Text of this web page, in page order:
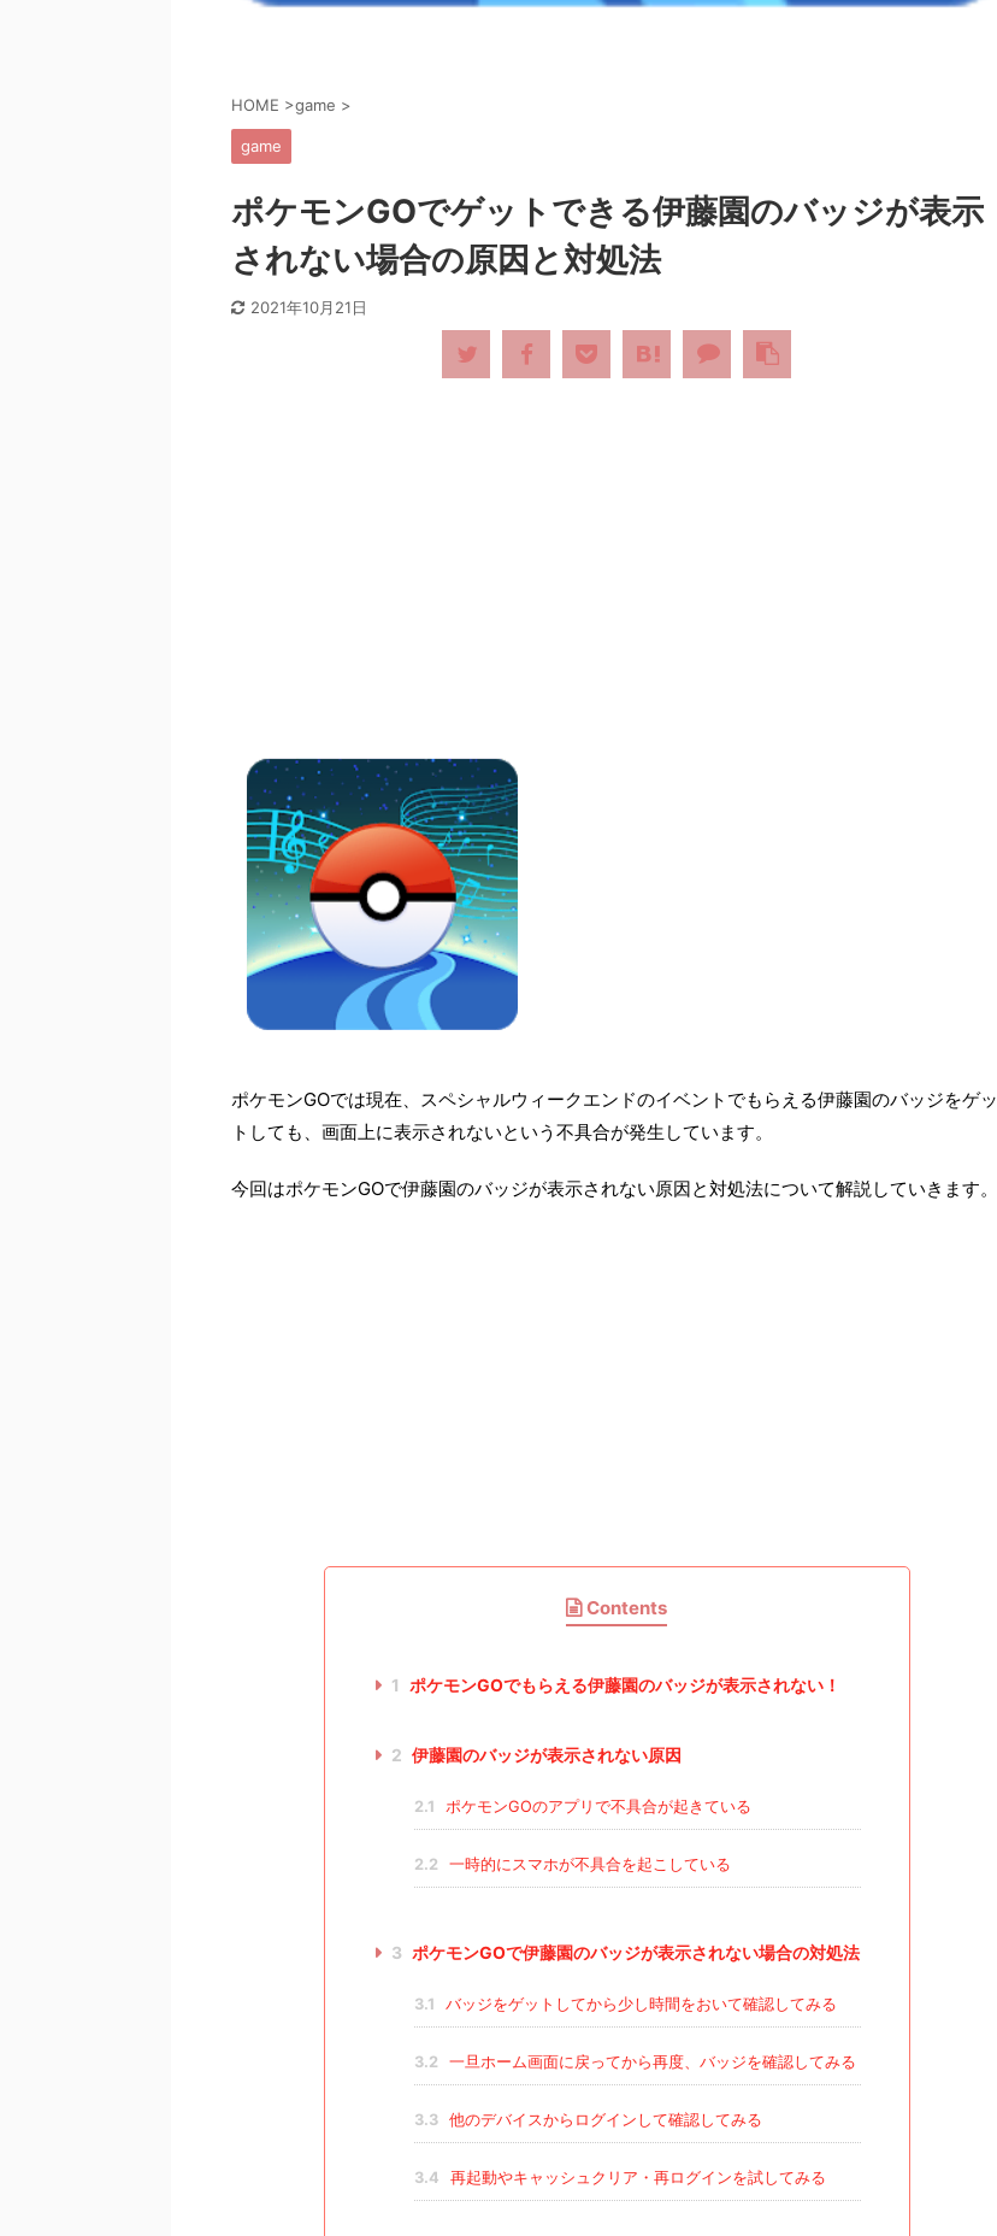
HOME >game >
game
ポケモンGOでゲットできる伊藤園のバッジが表示
されない場合の原因と対処法
2021年10月21日
ポケモンGOでは現在、スペシャルウィークエンドのイベントでもらえる伊藤園のバッジをゲッ
トしても、画面上に表示されないという不具合が発生しています。
今回はポケモンGOで伊藤園のバッジが表示されない原因と対処法について解説していきます。
Contents
1 ポケモンGOでもらえる伊藤園のバッジが表示されない！
2 伊藤園のバッジが表示されない原因
2.1 ポケモンGOのアプリで不具合が起きている
2.2 一時的にスマホが不具合を起こしている
3 ポケモンGOで伊藤園のバッジが表示されない場合の対処法
3.1 バッジをゲットしてから少し時間をおいて確認してみる
3.2 一旦ホーム画面に戻ってから再度、バッジを確認してみる
3.3 他のデバイスからログインして確認してみる
3.4 再起動やキャッシュクリア・再ログインを試してみる